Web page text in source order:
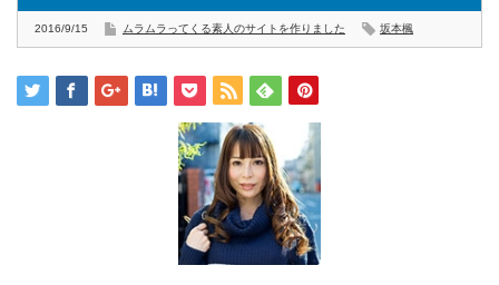
2016/9/15 ムラムラってくる素人のサイトを作りました 坂本楓